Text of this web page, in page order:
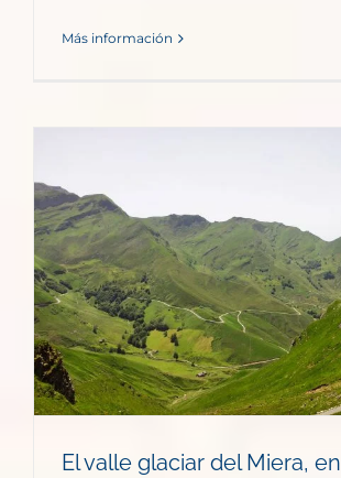
Más información
El valle glaciar del Miera, en